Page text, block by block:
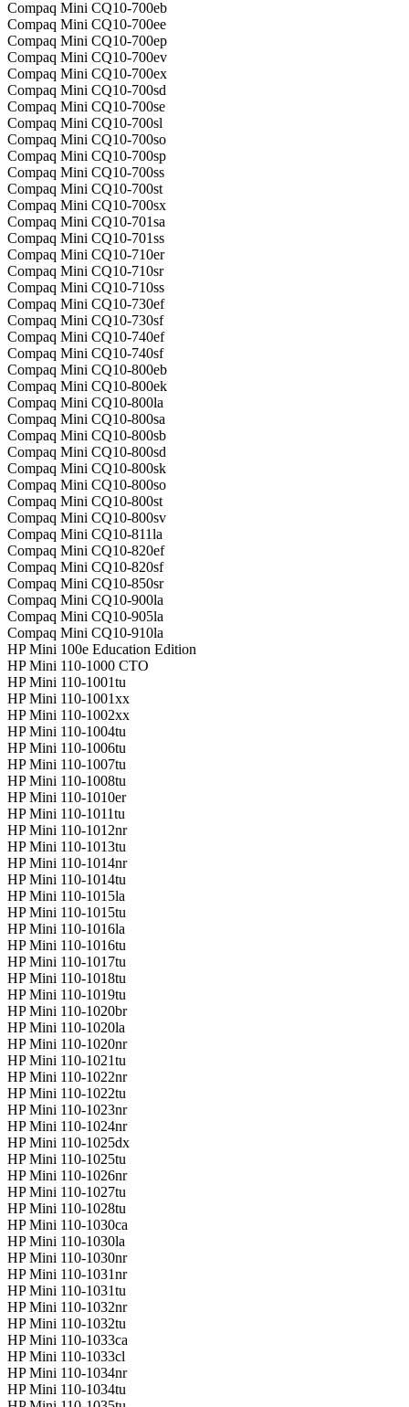
Compaq Mini CQ10-700eb
Compaq Mini CQ10-700ee
Compaq Mini CQ10-700ep
Compaq Mini CQ10-700ev
Compaq Mini CQ10-700ex
Compaq Mini CQ10-700sd
Compaq Mini CQ10-700se
Compaq Mini CQ10-700sl
Compaq Mini CQ10-700so
Compaq Mini CQ10-700sp
Compaq Mini CQ10-700ss
Compaq Mini CQ10-700st
Compaq Mini CQ10-700sx
Compaq Mini CQ10-701sa
Compaq Mini CQ10-701ss
Compaq Mini CQ10-710er
Compaq Mini CQ10-710sr
Compaq Mini CQ10-710ss
Compaq Mini CQ10-730ef
Compaq Mini CQ10-730sf
Compaq Mini CQ10-740ef
Compaq Mini CQ10-740sf
Compaq Mini CQ10-800eb
Compaq Mini CQ10-800ek
Compaq Mini CQ10-800la
Compaq Mini CQ10-800sa
Compaq Mini CQ10-800sb
Compaq Mini CQ10-800sd
Compaq Mini CQ10-800sk
Compaq Mini CQ10-800so
Compaq Mini CQ10-800st
Compaq Mini CQ10-800sv
Compaq Mini CQ10-811la
Compaq Mini CQ10-820ef
Compaq Mini CQ10-820sf
Compaq Mini CQ10-850sr
Compaq Mini CQ10-900la
Compaq Mini CQ10-905la
Compaq Mini CQ10-910la
HP Mini 100e Education Edition
HP Mini 110-1000 CTO
HP Mini 110-1001tu
HP Mini 110-1001xx
HP Mini 110-1002xx
HP Mini 110-1004tu
HP Mini 110-1006tu
HP Mini 110-1007tu
HP Mini 110-1008tu
HP Mini 110-1010er
HP Mini 110-1011tu
HP Mini 110-1012nr
HP Mini 110-1013tu
HP Mini 110-1014nr
HP Mini 110-1014tu
HP Mini 110-1015la
HP Mini 110-1015tu
HP Mini 110-1016la
HP Mini 110-1016tu
HP Mini 110-1017tu
HP Mini 110-1018tu
HP Mini 110-1019tu
HP Mini 110-1020br
HP Mini 110-1020la
HP Mini 110-1020nr
HP Mini 110-1021tu
HP Mini 110-1022nr
HP Mini 110-1022tu
HP Mini 110-1023nr
HP Mini 110-1024nr
HP Mini 110-1025dx
HP Mini 110-1025tu
HP Mini 110-1026nr
HP Mini 110-1027tu
HP Mini 110-1028tu
HP Mini 110-1030ca
HP Mini 110-1030la
HP Mini 110-1030nr
HP Mini 110-1031nr
HP Mini 110-1031tu
HP Mini 110-1032nr
HP Mini 110-1032tu
HP Mini 110-1033ca
HP Mini 110-1033cl
HP Mini 110-1034nr
HP Mini 110-1034tu